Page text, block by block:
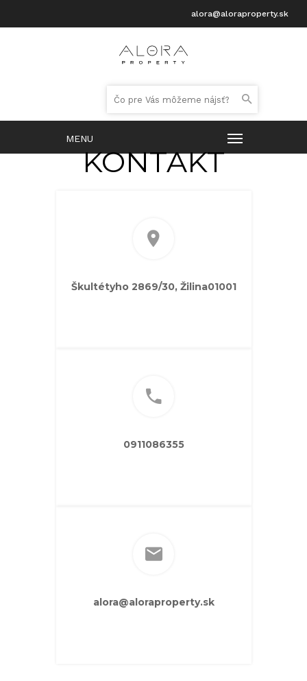
alora@aloraproperty.sk
KONTAKT
Škultétyho 2869/30, Žilina01001
0911086355
alora@aloraproperty.sk